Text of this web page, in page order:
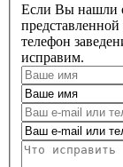
Если Вы нашли
телефон
исправим.